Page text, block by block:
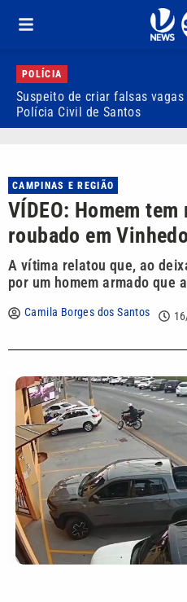
POLÍCIA
Suspeito de criar falsas
Polícia Civil de Santos
CAMPINAS E REGIÃO
VÍDEO: Homem
roubado em Vinhedo
A vítima relatou que, ao
por um homem armado que
Camila Borges dos Santos